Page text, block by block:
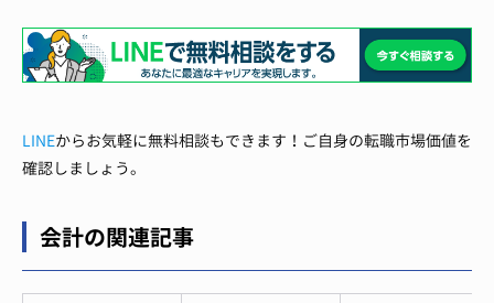
LINEからお気軽に無料相談もできます！ご自身の転職市場価値を
確認しましょう。
会計の関連記事